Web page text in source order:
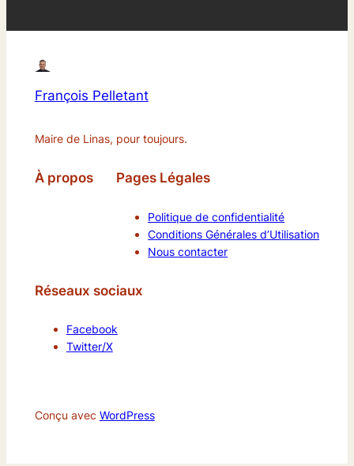
François Pelletant
Maire de Linas, pour toujours.
À propos Pages Légales
Politique de confidentialité
Conditions Générales d’Utilisation
Nous contacter
Réseaux sociaux
Facebook
Twitter/X
Conçu avec WordPress